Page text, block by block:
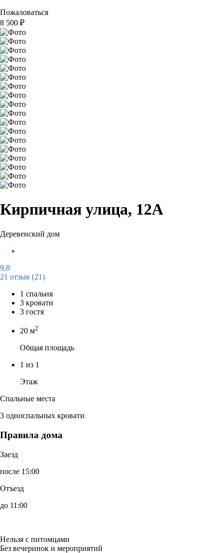
Пожаловаться
8 500 ₽
Кирпичная улица, 12А
Деревенский дом
9,8
21 отзыв (21)
1 спальня
3 кровати
3 гостя
20 м2
Общая площадь
1 из 1
Этаж
Спальные места
3 односпальных кровати
Правила дома
Заезд
после 15:00
Отъезд
до 11:00
Нельзя с питомцами
Без вечеринок и мероприятий